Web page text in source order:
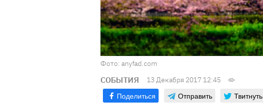
Фото: anyfad.com
СОБЫТИЯ 13 Декабря 2017 12:45
Поделиться Отправить Твитнуть